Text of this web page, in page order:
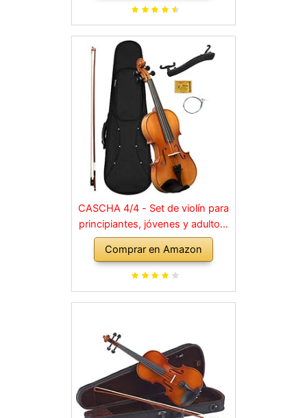
CASCHA 4/4 - Set de violín para
principiantes, jóvenes y adultos,
violín macizo con arco, colofonia,
cuerdas de repuesto, soporte
para hombro, maletín, abeto
Comprar en Amazon